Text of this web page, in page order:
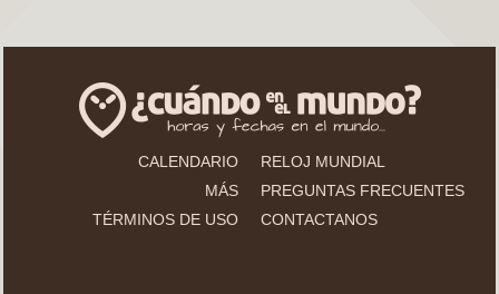
CALENDARIO
RELOJ MUNDIAL
MÁS
PREGUNTAS FRECUENTES
TÉRMINOS DE USO
CONTACTANOS